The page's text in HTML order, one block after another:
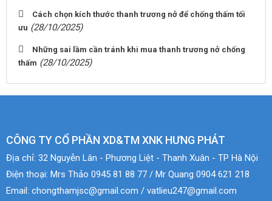
Cách chọn kích thước thanh trương nở để chống thấm tối
ưu (28/10/2025)
Những sai lầm cần tránh khi mua thanh trương nở chống
thấm (28/10/2025)
CÔNG TY CỔ PHẦN XD&TM XNK HƯNG PHÁT
Địa chỉ: 32 Nguyễn Lân - Phương Liệt - Thanh Xuân - TP Hà Nội
Điện thoại: Mrs Thảo 0945 81 88 77 / Mr Quang 0904 621 218
Email: chongthamjsc@gmail.com / vatlieu247@gmail.com